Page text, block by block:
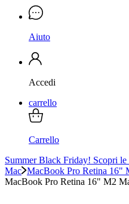
Aiuto
Accedi
carrello
Carrello
Summer Black Friday! Scopri
Mac MacBook Pro Retina 16"
MacBook Pro Retina 16" M2